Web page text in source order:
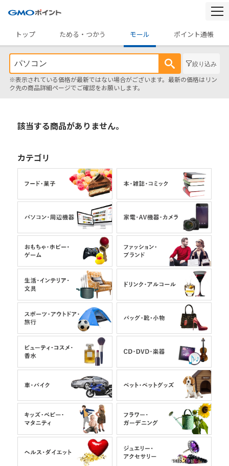
トップ
ためる・つかう モール ポイント通帳
絞り込み
※表示されている価格が最新ではない場合がございます。最新の価格はリン
ク先の商品詳細ページでご確認をお願いします。
該当する商品がありません。
カテゴリ